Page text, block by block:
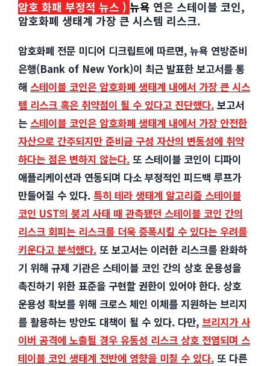
암호 화패 부정적 뉴스 ) 뉴욕 연은 스테이블 코인,
암호화폐 생태계 가장 큰 시스템 리스크.
암호화폐 전문 미디어 디크립트에 따르면, 뉴욕 연방준비
은행(Bank of New York)이 최근 발표한 보고서를 통
해 스테이블 코인은 암호화폐 생태계 내에서 가장 큰 시스
템 리스크 혹은 취약점이 될 수 있다고 진단했다. 보고서
는 스테이블 코인은 암호화폐 생태계 내에서 가장 안전한
자산으로 간주되지만 준비금 구성 자산의 변동성에 취약
하다는 점은 변하지 않는다. 또 스테이블 코인이 디파이
애플리케이션과 연동되며 다소 부정적인 피드백 루프가
만들어질 수 있다. 특히 테라 생태계 알고리즘 스테이블
코인 UST의 붕괴 사태 때 관측됐던 스테이블 코인 간의
리스크 회피는 리스크를 더욱 증폭시킬 수 있다는 우려를
키운다고 분석했다. 또 보고서는 이러한 리스크를 완화하
기 위해 규제 기관은 스테이블 코인 간의 상호 운용성을
촉진하기 위한 표준을 구현할 권한이 있어야 한다. 상호
운용성 확보를 위해 크로스 체인 이체를 지원하는 브리지
를 활용하는 방안도 대책이 될 수 있다. 다만, 브리지가 사
이버 공격에 노출될 경우 유동성 리스크 상호 전염되며 스
테이블 코인 생태계 전반에 영향을 미칠 수 있다. 또 다른